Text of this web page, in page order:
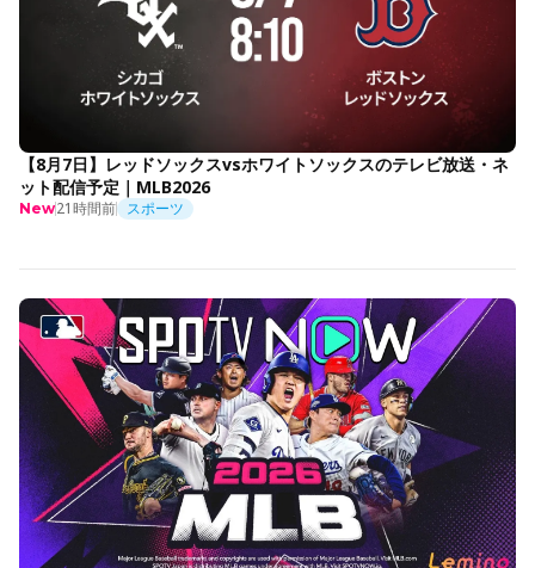
【8月7日】レッドソックスvsホワイトソックスのテレビ放送・ネ
ット配信予定｜MLB2026
New21時間前 スポーツ